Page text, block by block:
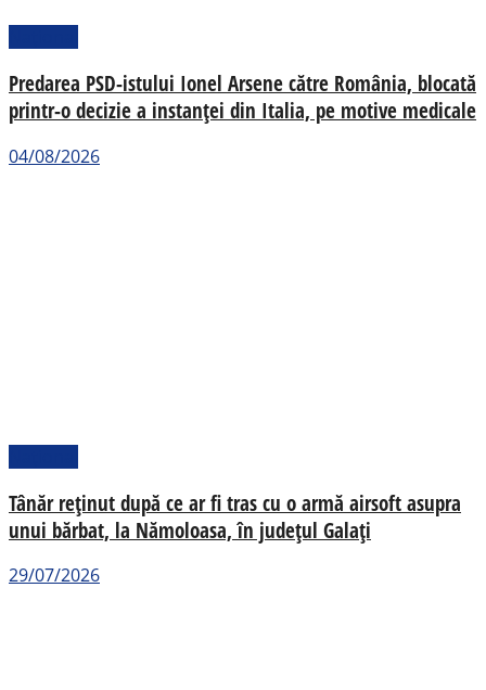
Predarea PSD-istului Ionel Arsene către România, blocată
printr-o decizie a instanței din Italia, pe motive medicale
04/08/2026
Tânăr reținut după ce ar fi tras cu o armă airsoft asupra
unui bărbat, la Nămoloasa, în județul Galați
29/07/2026